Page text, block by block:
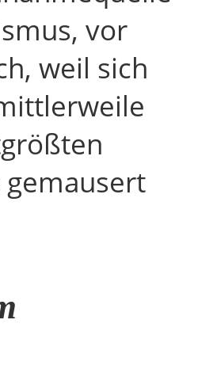
vor
weil sich
gemausert